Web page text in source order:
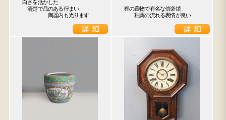
白さを活かした
清楚で品のある佇まい
陶器内も光ります
狸の置物で有名な信楽焼
釉薬の流れる表情が良い